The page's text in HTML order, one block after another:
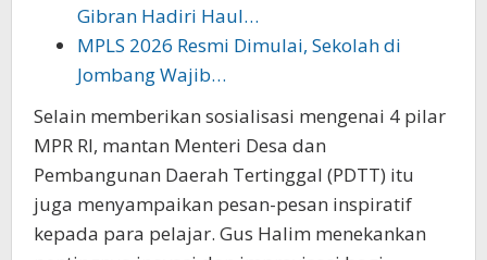
Gibran Hadiri Haul…
MPLS 2026 Resmi Dimulai, Sekolah di
Jombang Wajib…
Selain memberikan sosialisasi mengenai 4 pilar
MPR RI, mantan Menteri Desa dan
Pembangunan Daerah Tertinggal (PDTT) itu
juga menyampaikan pesan-pesan inspiratif
kepada para pelajar. Gus Halim menekankan